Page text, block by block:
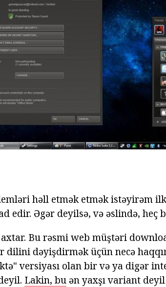
həll etmək etmək istəyirəm
edir. Əgər deyilsə, və əslində, heç
Bu rəsmi web müştəri
dilini dəyişdirmək üçün necə
versiyası olan bir və ya digər
Lakin, bu ən yaxşı variant